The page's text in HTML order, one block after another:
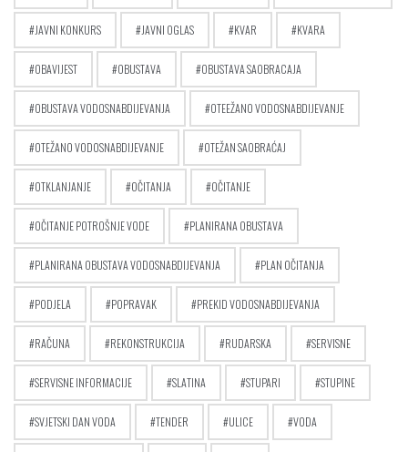
JAVNI KONKURS JAVNI OGLAS KVAR KVARA
OBAVIJEST OBUSTAVA OBUSTAVA SAOBRACAJA
OBUSTAVA VODOSNABDIJEVANJA OTEEŽANO VODOSNABDIJEVANJE
OTEŽANO VODOSNABDIJEVANJE OTEŽAN SAOBRAĆAJ
OTKLANJANJE OČITANJA OČITANJE
OČITANJE POTROŠNJE VODE PLANIRANA OBUSTAVA
PLANIRANA OBUSTAVA VODOSNABDIJEVANJA PLAN OČITANJA
PODJELA POPRAVAK PREKID VODOSNABDIJEVANJA
RAČUNA REKONSTRUKCIJA RUDARSKA SERVISNE
SERVISNE INFORMACIJE SLATINA STUPARI STUPINE
SVJETSKI DAN VODA TENDER ULICE VODA